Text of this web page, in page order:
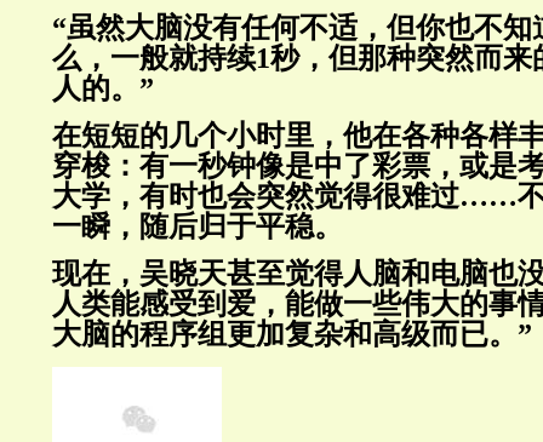
“虽然大脑没有任何不适，但你也不
么，一般就持续1秒，但那种突然而
人的。”
在短短的几个小时里，他在各种各样
穿梭：有一秒钟像是中了彩票，或是
大学，有时也会突然觉得很难过……
一瞬，随后归于平稳。
现在，吴晓天甚至觉得人脑和电脑也
人类能感受到爱，能做一些伟大的事
大脑的程序组更加复杂和高级而已。”